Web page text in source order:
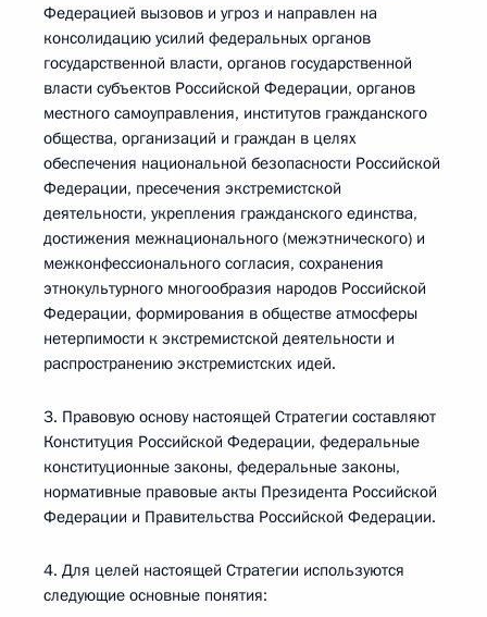
Федерацией вызовов и угроз и направлен на
консолидацию усилий федеральных органов
государственной власти, органов государственной
власти субъектов Российской Федерации, органов
местного самоуправления, институтов гражданского
общества, организаций и граждан в целях
обеспечения национальной безопасности Российской
Федерации, пресечения экстремистской
деятельности, укрепления гражданского единства,
достижения межнационального (межэтнического) и
межконфессионального согласия, сохранения
этнокультурного многообразия народов Российской
Федерации, формирования в обществе атмосферы
нетерпимости к экстремистской деятельности и
распространению экстремистских идей.
3. Правовую основу настоящей Стратегии составляют
Конституция Российской Федерации, федеральные
конституционные законы, федеральные законы,
нормативные правовые акты Президента Российской
Федерации и Правительства Российской Федерации.
4. Для целей настоящей Стратегии используются
следующие основные понятия: